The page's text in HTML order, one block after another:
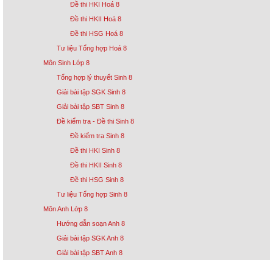
Đề thi HKI Hoá 8
Đề thi HKII Hoá 8
Đề thi HSG Hoá 8
Tư liệu Tổng hợp Hoá 8
Môn Sinh Lớp 8
Tổng hợp lý thuyết Sinh 8
Giải bài tập SGK Sinh 8
Giải bài tập SBT Sinh 8
Đề kiểm tra - Đề thi Sinh 8
Đề kiểm tra Sinh 8
Đề thi HKI Sinh 8
Đề thi HKII Sinh 8
Đề thi HSG Sinh 8
Tư liệu Tổng hợp Sinh 8
Môn Anh Lớp 8
Hướng dẫn soạn Anh 8
Giải bài tập SGK Anh 8
Giải bài tập SBT Anh 8